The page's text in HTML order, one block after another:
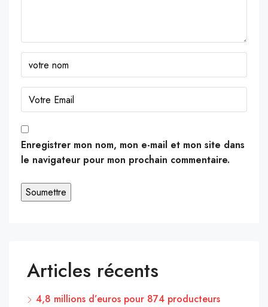
Enregistrer mon nom, mon e-mail et mon site dans
le navigateur pour mon prochain commentaire.
Articles récents
4,8 millions d’euros pour 874 producteurs